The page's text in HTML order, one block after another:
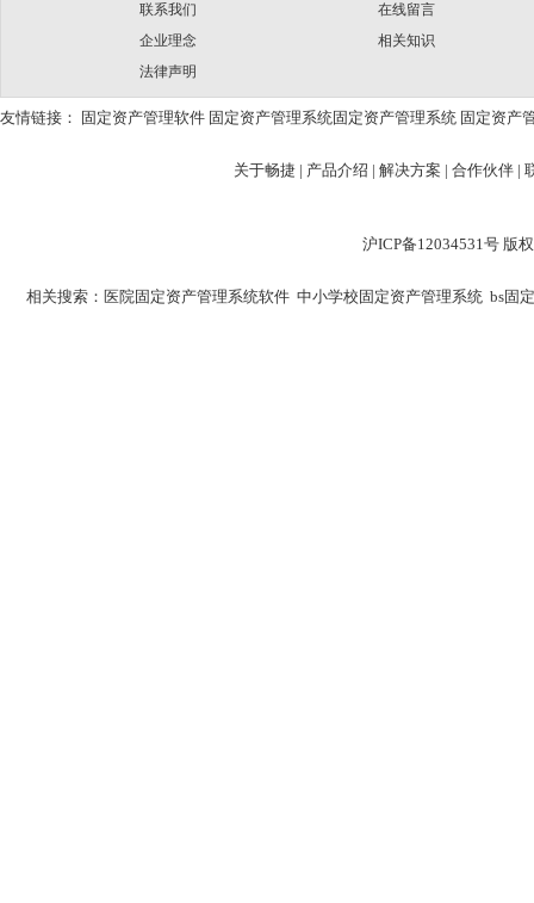
联系我们
企业理念
法律声明
在线留言
相关知识
友情链接： 固定资产管理软件 固定资产管理系统固定资产管理系统 固定资产
关于畅捷 | 产品介绍 | 解决方案 | 合作伙伴 |
沪ICP备12034531号 版
相关搜索： 医院固定资产管理系统软件 中小学校固定资产管理系统 bs固